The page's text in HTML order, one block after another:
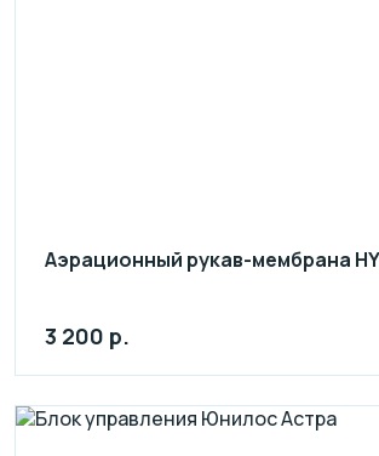
Аэрационный рукав-мембрана
3 200 р.